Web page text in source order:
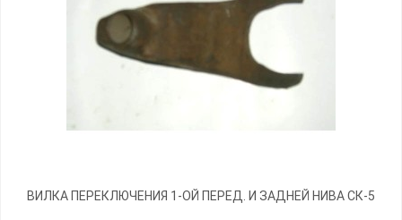
ВИЛКА ПЕРЕКЛЮЧЕНИЯ 1-ОЙ ПЕРЕД. И ЗАДНЕЙ НИВА СК-5